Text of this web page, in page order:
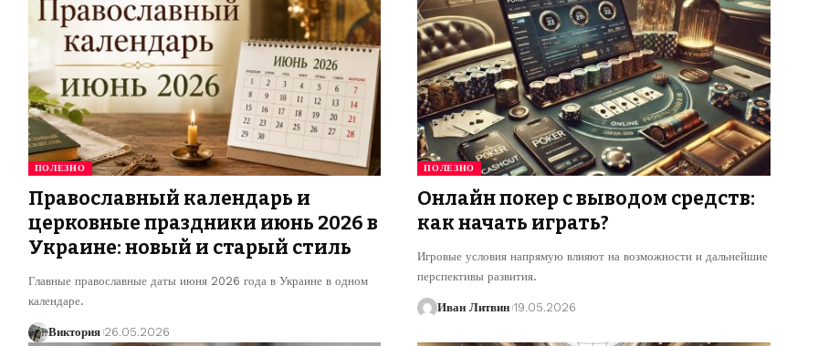
ПОЛЕЗНО
Православный календарь и
церковные праздники июнь 2026 в
Украине: новый и старый стиль
Главные православные даты июня 2026 года в Украине в одном
календаре.
Виктория 26.05.2026
ПОЛЕЗНО
Онлайн покер с выводом средств:
как начать играть?
Игровые условия напрямую влияют на возможности и дальнейшие
перспективы развития.
Иван Литвин 19.05.2026